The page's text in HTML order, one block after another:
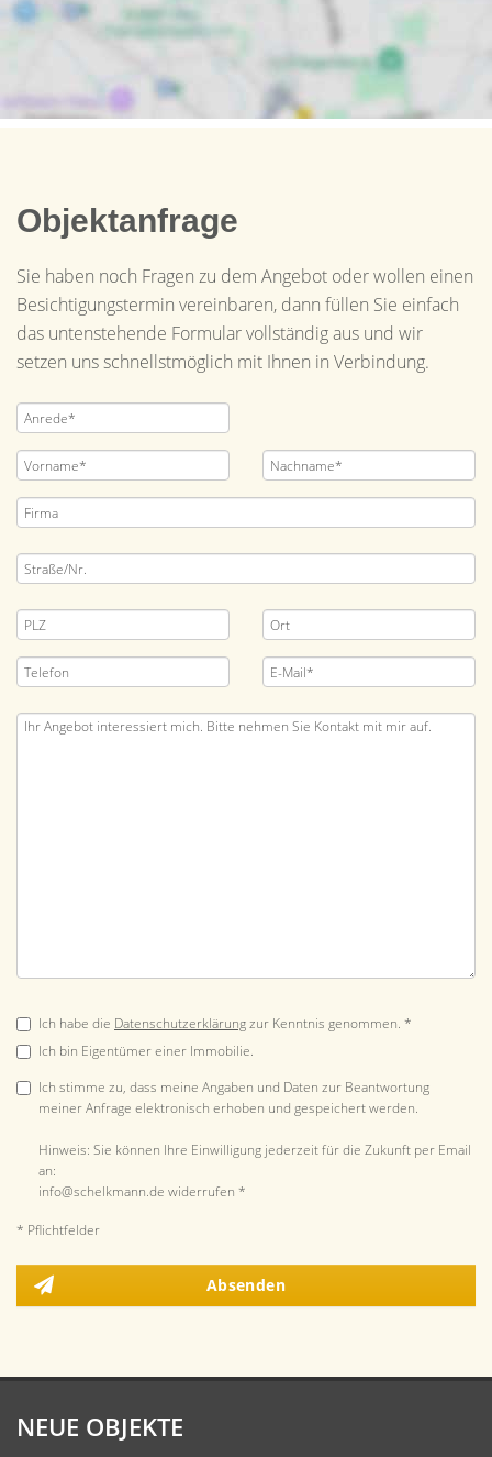
Objektanfrage
Sie haben noch Fragen zu dem Angebot oder wollen einen
Besichtigungstermin vereinbaren, dann füllen Sie einfach
das untenstehende Formular vollständig aus und wir
setzen uns schnellstmöglich mit Ihnen in Verbindung.
Ich habe die Datenschutzerklärungzur Kenntnis genommen. *
Ich bin Eigentümer einer Immobilie.
Ich stimme zu, dass meine Angaben und Daten zur Beantwortung
meiner Anfrage elektronisch erhoben und gespeichert werden.
Hinweis: Sie können Ihre Einwilligung jederzeit für die Zukunft per Email
an:
info@schelkmann.de widerrufen *
* Pflichtfelder
Absenden
NEUE OBJEKTE